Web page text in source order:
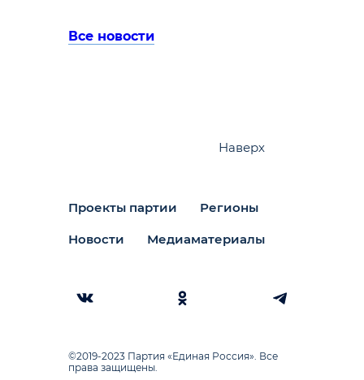
Все новости
Проекты партии Регионы
Новости Медиаматериалы
Наверх
©2019-2023 Партия «Единая Россия». Все
права защищены.